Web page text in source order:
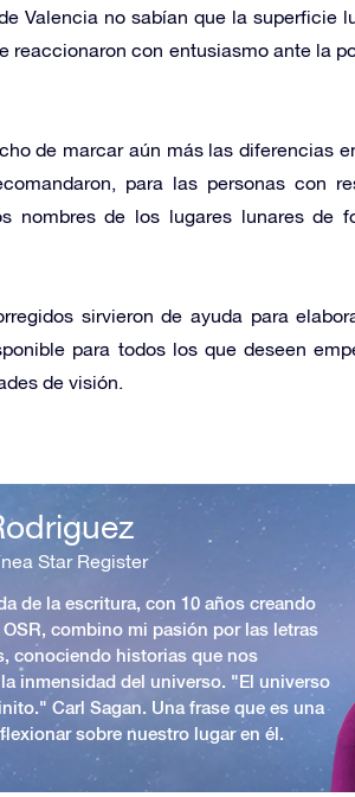
Valencia no sabían que la superficie
reaccionaron con entusiasmo ante la
de marcar aún más las diferencias
para las personas con
nombres de los lugares lunares de
sirvieron de ayuda para
para todos los que deseen
de visión.
Star Register
de la escritura, con 10 años creando
combino mi pasión por las letras
conociendo historias que nos
inmensidad del universo. "El universo
Carl Sagan. Una frase que es una
sobre nuestro lugar en él.